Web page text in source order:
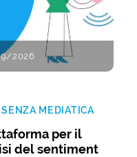
2026
MEDIATICA
per il
del sentiment